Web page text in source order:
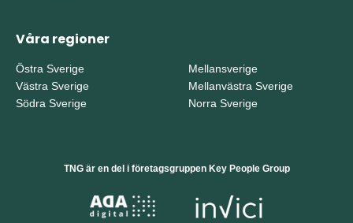
Våra regioner
Östra Sverige
Västra Sverige
Södra Sverige
Mellansverige
Mellanvästra Sverige
Norra Sverige
TNG är en del i företagsgruppen Key People Group